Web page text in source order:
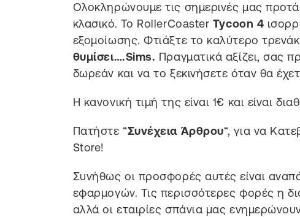
Ολοκληρώνουμε τις σημερινές μας
κλασικό. Το RollerCoaster Tycoon 4
εξομοίωσης. Φτιάξτε το καλύτερο
θυμίσει….Sims. Πραγματικά αξίζει, σας
δωρεάν και να το ξεκινήσετε όταν θα
Η κανονική τιμή της είναι 1€ και είναι
Πατήστε “Συνέχεια Άρθρου“, για να
Store!
Συνήθως οι προσφορές αυτές είναι
εφαρμογών. Τις περισσότερες φορές η
αλλά οι εταιρίες σπάνια μας